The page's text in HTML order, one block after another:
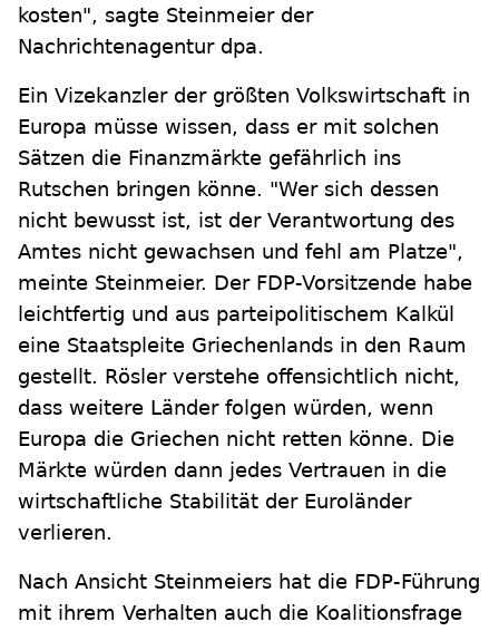
kosten", sagte Steinmeier der
Nachrichtenagentur dpa.
Ein Vizekanzler der größten Volkswirtschaft in
Europa müsse wissen, dass er mit solchen
Sätzen die Finanzmärkte gefährlich ins
Rutschen bringen könne. "Wer sich dessen
nicht bewusst ist, ist der Verantwortung des
Amtes nicht gewachsen und fehl am Platze",
meinte Steinmeier. Der FDP-Vorsitzende habe
leichtfertig und aus parteipolitischem Kalkül
eine Staatspleite Griechenlands in den Raum
gestellt. Rösler verstehe offensichtlich nicht,
dass weitere Länder folgen würden, wenn
Europa die Griechen nicht retten könne. Die
Märkte würden dann jedes Vertrauen in die
wirtschaftliche Stabilität der Euroländer
verlieren.
Nach Ansicht Steinmeiers hat die FDP-Führung
mit ihrem Verhalten auch die Koalitionsfrage